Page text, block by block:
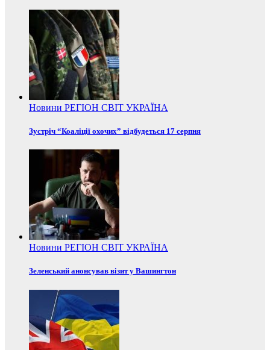
Новини РЕГІОН СВІТ УКРАЇНА
Зустріч “Коаліції охочих” відбудеться 17 серпня
Новини РЕГІОН СВІТ УКРАЇНА
Зеленський анонсував візит у Вашингтон